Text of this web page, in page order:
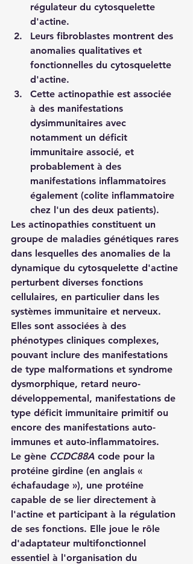
régulateur du cytosquelette
d'actine.
Leurs fibroblastes montrent des
anomalies qualitatives et
fonctionnelles du cytosquelette
d'actine.
Cette actinopathie est associée
à des manifestations
dysimmunitaires avec
notamment un déficit
immunitaire associé, et
probablement à des
manifestations inflammatoires
également (colite inflammatoire
chez l'un des deux patients).
Les actinopathies constituent un
groupe de maladies génétiques rares
dans lesquelles des anomalies de la
dynamique du cytosquelette d'actine
perturbent diverses fonctions
cellulaires, en particulier dans les
systèmes immunitaire et nerveux.
Elles sont associées à des
phénotypes cliniques complexes,
pouvant inclure des manifestations
de type malformations et syndrome
dysmorphique, retard neuro-
développemental, manifestations de
type déficit immunitaire primitif ou
encore des manifestations auto-
immunes et auto-inflammatoires.
Le gène CCDC88A code pour la
protéine girdine (en anglais «
échafaudage »), une protéine
capable de se lier directement à
l'actine et participant à la régulation
de ses fonctions. Elle joue le rôle
d'adaptateur multifonctionnel
essentiel à l'organisation du